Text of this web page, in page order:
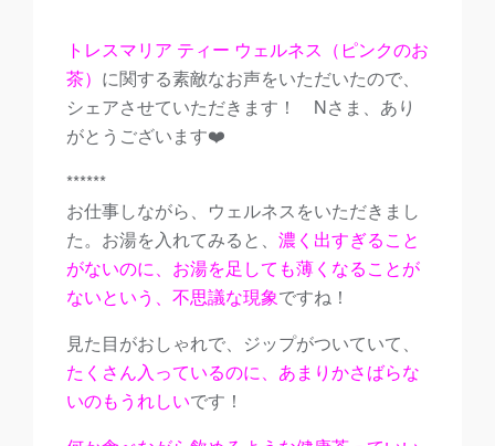
トレスマリア ティー ウェルネス（ピンクのお
茶） に関する素敵なお声をいただいたので、
シェアさせていただきます！ Nさま、あり
がとうございます❤️
******
お仕事しながら、ウェルネスをいただきまし
た。お湯を入れてみると、 濃く出すぎること
がないのに、お湯を足しても薄くなることが
ないという、不思議な現象ですね！
見た目がおしゃれで、ジップがついていて、
たくさん入っているのに、あまりかさばらな
いのもうれしいです！